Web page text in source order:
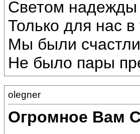
Светом надежды
Только для нас
Мы были
Не было пары
olegner
Огромное Вам